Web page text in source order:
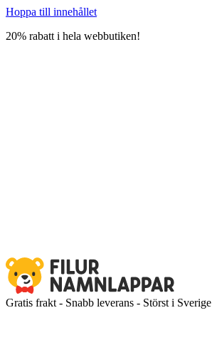
Hoppa till innehållet
20% rabatt i hela webbutiken!
Gratis frakt - Snabb leverans - Störst i Sverige